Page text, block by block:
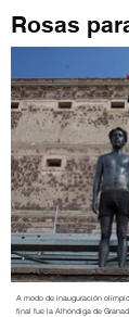
Rosas
A modo de inauguración
final fue la Alhóndiga de